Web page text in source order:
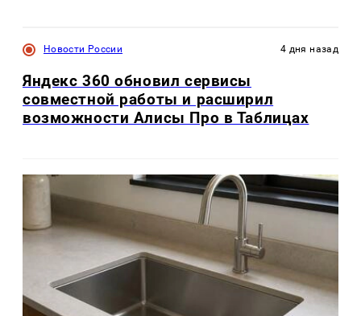
Новости России 4 дня назад
Яндекс 360 обновил сервисы
совместной работы и расширил
возможности Алисы Про в Таблицах